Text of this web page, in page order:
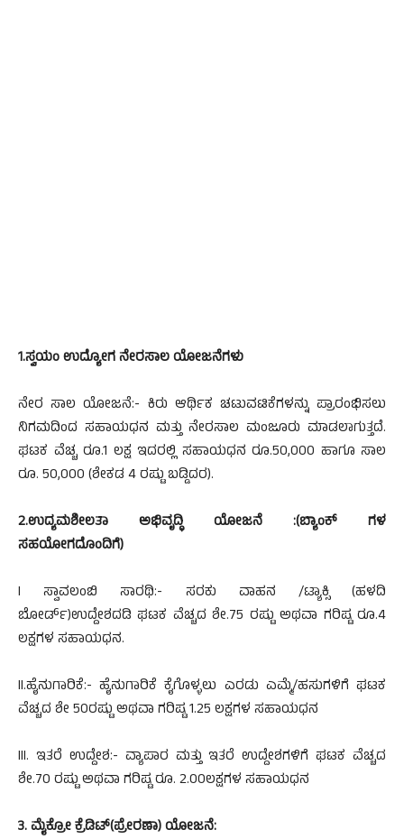
1.ಸ್ವಯಂ ಉದ್ಯೋಗ ನೇರಸಾಲ ಯೋಜನೆಗಳು
ನೇರ ಸಾಲ ಯೋಜನೆ:- ಕಿರು ಆರ್ಥಿಕ ಚಟುವಟಿಕೆಗಳನ್ನು ಪ್ರಾರಂಭಿಸಲು
ನಿಗಮದಿಂದ ಸಹಾಯಧನ ಮತ್ತು ನೇರಸಾಲ ಮಂಜೂರು ಮಾಡಲಾಗುತ್ತದೆ.
ಘಟಕ ವೆಚ್ಚ ರೂ.1 ಲಕ್ಷ ಇದರಲ್ಲಿ ಸಹಾಯಧನ ರೂ.50,000 ಹಾಗೂ ಸಾಲ
ರೂ. 50,000 (ಶೇಕಡ 4 ರಷ್ಟು ಬಡ್ಡಿದರ).
2.ಉದ್ಯಮಶೀಲತಾ ಅಭಿವೃದ್ಧಿ ಯೋಜನೆ :(ಬ್ಯಾಂಕ್ ಗಳ
ಸಹಯೋಗದೊಂದಿಗೆ)
Iಸ್ವಾವಲಂಬಿ ಸಾರಥಿ:- ಸರಕು ವಾಹನ /ಟ್ಯಾಕ್ಸಿ (ಹಳದಿ
ಬೋರ್ಡ್)ಉದ್ದೇಶದಡಿ ಘಟಕ ವೆಚ್ಚದ ಶೇ.75 ರಷ್ಟು ಅಥವಾ ಗರಿಷ್ಟ ರೂ.4
ಲಕ್ಷಗಳ ಸಹಾಯಧನ.
II.ಹೈನುಗಾರಿಕೆ:- ಹೈನುಗಾರಿಕೆ ಕೈಗೊಳ್ಳಲು ಎರಡು ಎಮ್ಮೆ/ಹಸುಗಳಿಗೆ ಘಟಕ
ವೆಚ್ಚದ ಶೇ 50ರಷ್ಟು ಅಥವಾ ಗರಿಷ್ಟ 1.25 ಲಕ್ಷಗಳ ಸಹಾಯಧನ
III. ಇತರೆ ಉದ್ದೇಶ:- ವ್ಯಾಪಾರ ಮತ್ತು ಇತರೆ ಉದ್ದೇಶಗಳಿಗೆ ಘಟಕ ವೆಚ್ಚದ
ಶೇ.70 ರಷ್ಟು ಅಥವಾ ಗರಿಷ್ಟ ರೂ. 2.00ಲಕ್ಷಗಳ ಸಹಾಯಧನ
3.ಮೈಕ್ರೋ ಕ್ರೆಡಿಟ್(ಪ್ರೇರಣಾ) ಯೋಜನೆ: